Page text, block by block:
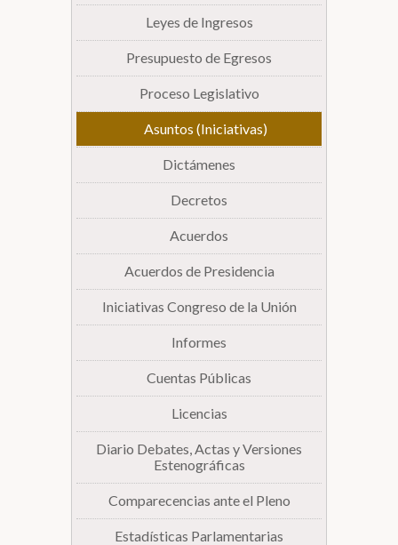
Leyes de Ingresos
Presupuesto de Egresos
Proceso Legislativo
Asuntos (Iniciativas)
Dictámenes
Decretos
Acuerdos
Acuerdos de Presidencia
Iniciativas Congreso de la Unión
Informes
Cuentas Públicas
Licencias
Diario Debates, Actas y Versiones
Estenográficas
Comparecencias ante el Pleno
Estadísticas Parlamentarias